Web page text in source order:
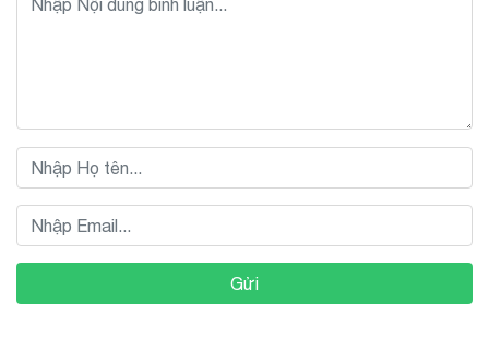
Gửi